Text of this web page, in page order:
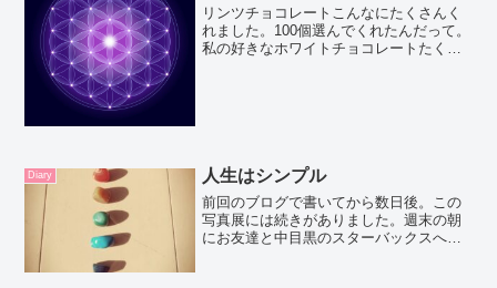
リンツチョコレートこんなにたくさんく
れました。100個選んでくれたんだって。
私の好きなホワイトチョコレートたくさ
Diary 人生はシンプル
前回のブログで書いてから数日後。この
写真展には続きがありました。週末の朝
にお友達と中目黒のスターバックスへ。1